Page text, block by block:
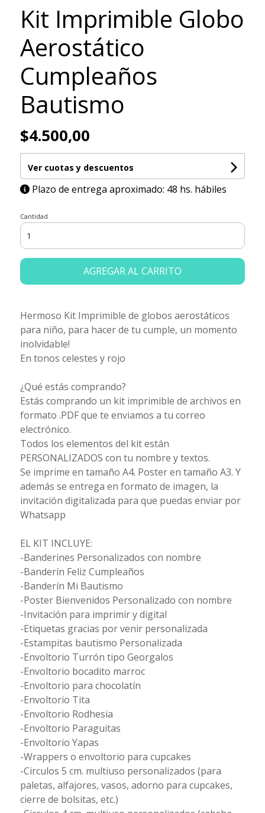
Kit Imprimible Globo
Aerostático
Cumpleaños
Bautismo
$4.500,00
Ver cuotas y descuentos
Plazo de entrega aproximado: 48 hs. hábiles
Cantidad
AGREGAR AL CARRITO
Hermoso Kit Imprimible de globos aerostáticos
para niño, para hacer de tu cumple, un momento
inolvidable!
En tonos celestes y rojo
¿Qué estás comprando?
Estás comprando un kit imprimible de archivos en
formato .PDF que te enviamos a tu correo
electrónico.
Todos los elementos del kit están
PERSONALIZADOS con tu nombre y textos.
Se imprime en tamaño A4. Poster en tamaño A3. Y
además se entrega en formato de imagen, la
invitación digitalizada para que puedas enviar por
Whatsapp
EL KIT INCLUYE:
-Banderines Personalizados con nombre
-Banderín Feliz Cumpleaños
-Banderín Mi Bautismo
-Poster Bienvenidos Personalizado con nombre
-Invitación para imprimir y digital
-Etiquetas gracias por venir personalizada
-Estampitas bautismo Personalizada
-Envoltorio Turrón tipo Georgalos
-Envoltorio bocadito marroc
-Envoltorio para chocolatín
-Envoltorio Tita
-Envoltorio Rodhesia
-Envoltorio Paraguitas
-Envoltorio Yapas
-Wrappers o envoltorio para cupcakes
-Circulos 5 cm. multiuso personalizados (para
paletas, alfajores, vasos, adorno para cupcakes,
cierre de bolsitas, etc.)